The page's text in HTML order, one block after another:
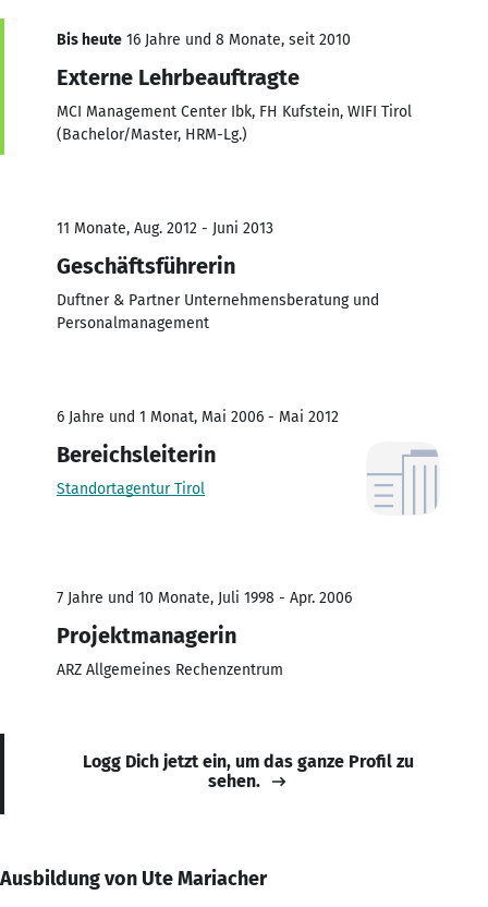
Bis heute 16 Jahre und 8 Monate, seit 2010
Externe Lehrbeauftragte
MCI Management Center Ibk, FH Kufstein, WIFI Tirol
(Bachelor/Master, HRM-Lg.)
11 Monate, Aug. 2012 - Juni 2013
Geschäftsführerin
Duftner & Partner Unternehmensberatung und
Personalmanagement
6 Jahre und 1 Monat, Mai 2006 - Mai 2012
Bereichsleiterin
Standortagentur Tirol
7 Jahre und 10 Monate, Juli 1998 - Apr. 2006
Projektmanagerin
ARZ Allgemeines Rechenzentrum
Logg Dich jetzt ein, um das ganze Profil zu
sehen.
Ausbildung von Ute Mariacher